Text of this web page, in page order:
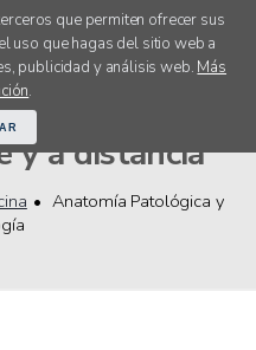
que permiten ofrecer sus
uso que hagas del sitio web a
publicidad y análisis web. Más
.
menú
Patológica y
y a distancia
Anatomía Patológica y